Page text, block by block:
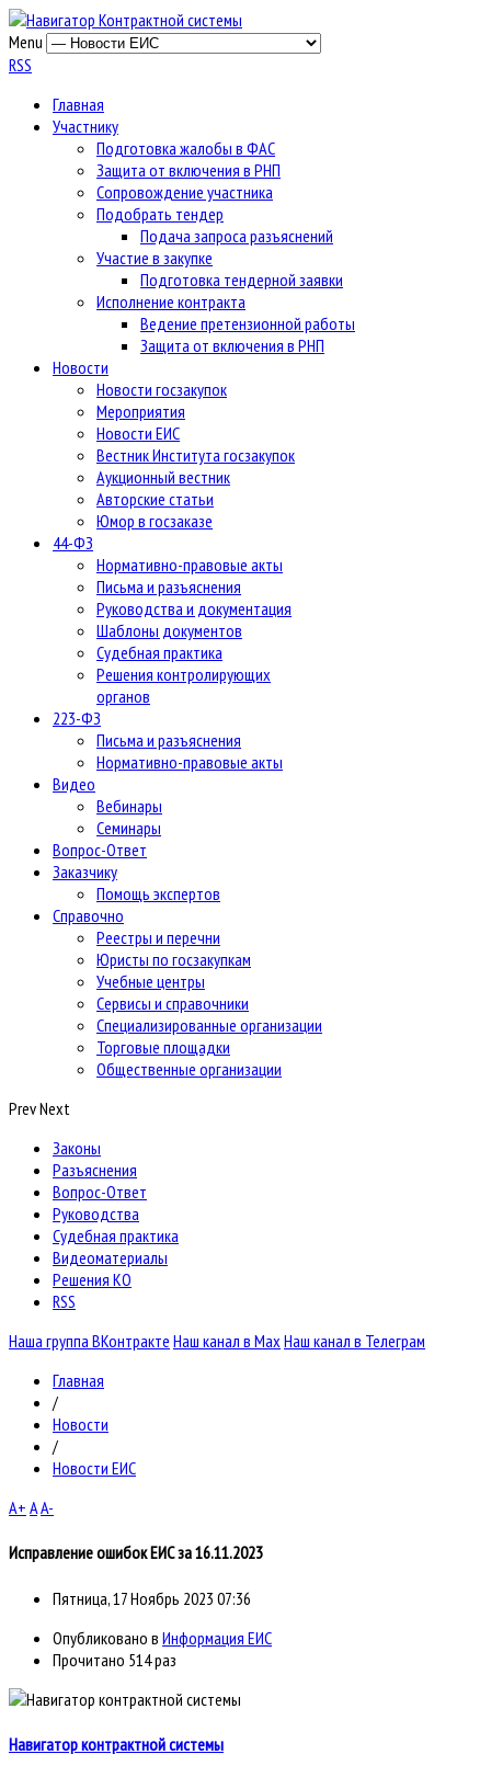
Menu
RSS
Главная
Участнику
Подготовка жалобы в ФАС
Защита от включения в РНП
Сопровождение участника
Подобрать тендер
Подача запроса разъяснений
Участие в закупке
Подготовка тендерной заявки
Исполнение контракта
Ведение претензионной работы
Защита от включения в РНП
Новости
Новости госзакупок
Мероприятия
Новости ЕИС
Вестник Института госзакупок
Аукционный вестник
Авторские статьи
Юмор в госзаказе
44-ФЗ
Нормативно-правовые акты
Письма и разъяснения
Руководства и документация
Шаблоны документов
Судебная практика
Решения контролирующих
органов
223-ФЗ
Письма и разъяснения
Нормативно-правовые акты
Видео
Вебинары
Семинары
Вопрос-Ответ
Заказчику
Помощь экспертов
Справочно
Реестры и перечни
Юристы по госзакупкам
Учебные центры
Сервисы и справочники
Специализированные организации
Торговые площадки
Общественные организации
PrevNext
Законы
Разъяснения
Вопрос-Ответ
Руководства
Судебная практика
Видеоматериалы
Решения КО
RSS
Наша группа ВКонтракте Наш канал в Max Наш канал в Телеграм
Главная
/
Новости
/
Новости ЕИС
A+ AA-
Исправление ошибок ЕИС за 16.11.2023
Пятница, 17 Ноябрь 2023 07:36
Опубликовано в Информация ЕИС
Прочитано 514 раз
Навигатор контрактной системы